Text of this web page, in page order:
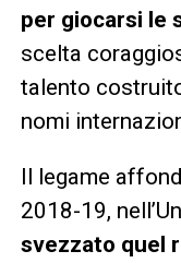
per giocarsi le
scelta
talento
nomi
Il legame
2018-19,
svezzato quel